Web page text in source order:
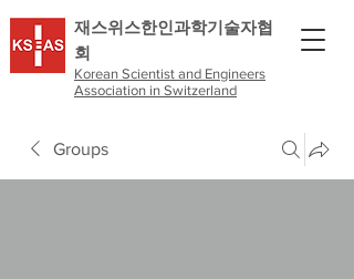
​재스위스한인과학기술자협
회
Korean Scientist and Engineers
Association in Switzerland
Groups